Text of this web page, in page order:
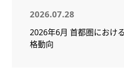
2026.07.28
2026年6月 首都圏におけ
格動向